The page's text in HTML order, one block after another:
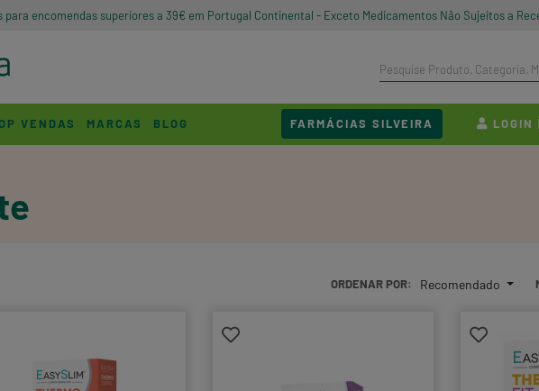
para encomendas superiores a 39€ em Portugal Continental - Exceto Medicamentos Não Sujeitos a
VENDAS MARCAS BLOG FARMÁCIAS SILVEIRA LOGIN
ORDENAR POR: Recomendado